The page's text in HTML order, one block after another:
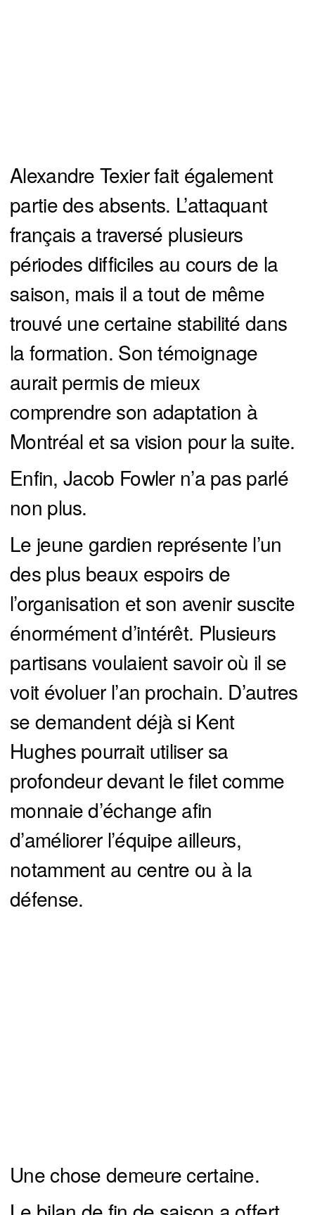
Alexandre Texier fait également
partie des absents. L’attaquant
français a traversé plusieurs
périodes difficiles au cours de la
saison, mais il a tout de même
trouvé une certaine stabilité dans
la formation. Son témoignage
aurait permis de mieux
comprendre son adaptation à
Montréal et sa vision pour la suite.
Enfin, Jacob Fowler n’a pas parlé
non plus.
Le jeune gardien représente l’un
des plus beaux espoirs de
l’organisation et son avenir suscite
énormément d’intérêt. Plusieurs
partisans voulaient savoir où il se
voit évoluer l’an prochain. D’autres
se demandent déjà si Kent
Hughes pourrait utiliser sa
profondeur devant le filet comme
monnaie d’échange afin
d’améliorer l’équipe ailleurs,
notamment au centre ou à la
défense.
Une chose demeure certaine.